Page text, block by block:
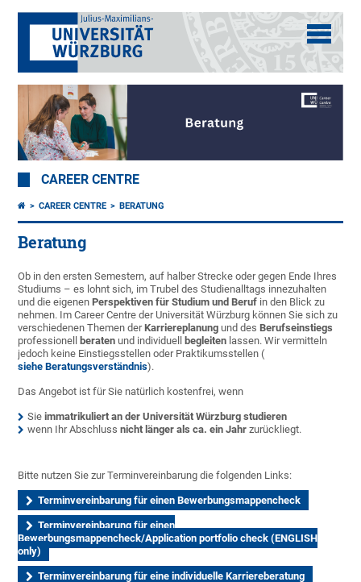
CAREER CENTRE
CAREER CENTRE BERATUNG
Beratung
Ob in den ersten Semestern, auf halber Strecke oder gegen Ende Ihres
Studiums – es lohnt sich, im Trubel des Studienalltags innezuhalten
und die eigenen Perspektiven für Studium und Beruf in den Blick zu
nehmen. Im Career Centre der Universität Würzburg können Sie sich zu
verschiedenen Themen derKarriereplanungund desBerufseinstiegs
professionell
beratenund individuell begleiten lassen.Wir vermitteln
jedoch keine Einstiegsstellen oder Praktikumsstellen (
siehe Beratungsverständnis).
Das Angebot ist für Sie natürlich kostenfrei, wenn
Sieimmatrikuliert an der Universität Würzburg studieren
wenn Ihr Abschlussnicht länger als ca. ein Jahr zurückliegt.
Bitte nutzen Sie zur Terminvereinbarung die folgenden Links:
Terminvereinbarung für einen Bewerbungsmappencheck
Terminvereinbarung für einen
Bewerbungsmappencheck/Application portfolio check (ENGLISH
only)
Terminvereinbarung für eine individuelle Karriereberatung